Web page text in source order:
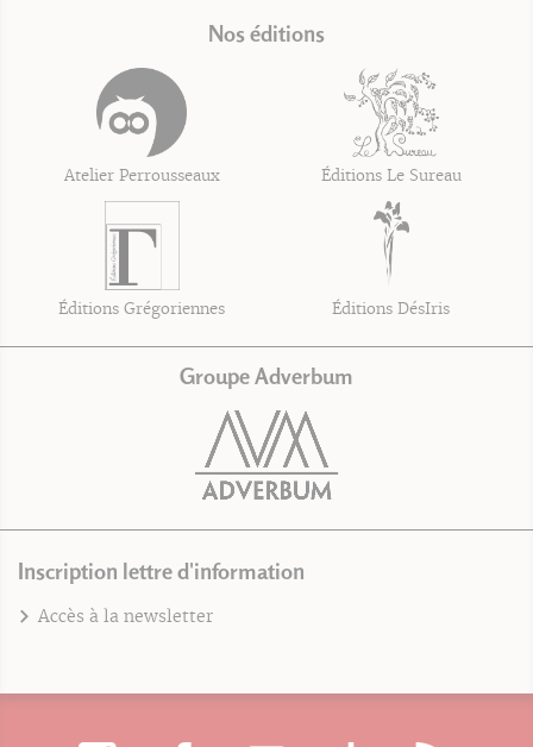
Nos éditions
Atelier Perrousseaux Éditions Le Sureau
Éditions Grégoriennes Éditions DésIris
Groupe Adverbum
Inscription lettre d'information
Accès à la newsletter